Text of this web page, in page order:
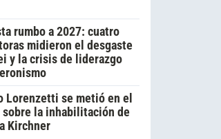
rumbo a 2027: cuatro
midieron el desgaste
y la crisis de liderazgo
Lorenzetti se metió en el
sobre la inhabilitación de
Kirchner